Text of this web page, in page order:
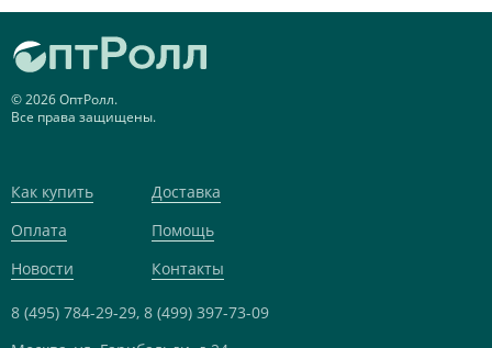
© 2026 ОптРолл.
Все права защищены.
Как купить
Доставка
Оплата
Помощь
Новости
Контакты
8 (495) 784-29-29, 8 (499) 397-73-09